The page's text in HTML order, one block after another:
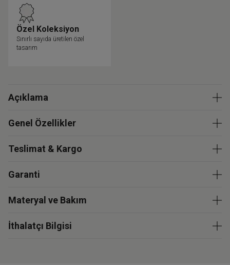
Özel Koleksiyon
Sınırlı sayıda üretilen özel
tasarım
Açıklama
Genel Özellikler
Teslimat & Kargo
Garanti
Materyal ve Bakım
İthalatçı Bilgisi